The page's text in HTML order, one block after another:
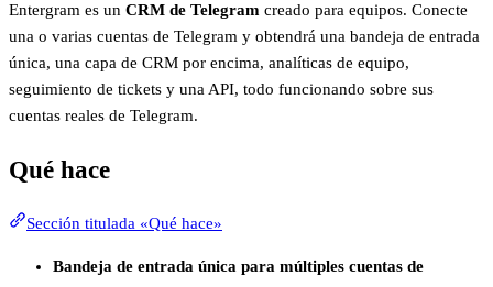
Entergram es un CRM de Telegram creado para equipos. Conecte
una o varias cuentas de Telegram y obtendrá una bandeja de entrada
única, una capa de CRM por encima, analíticas de equipo,
seguimiento de tickets y una API, todo funcionando sobre sus
cuentas reales de Telegram.
Qué hace
Sección titulada «Qué hace»
Bandeja de entrada única para múltiples cuentas de